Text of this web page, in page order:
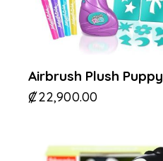
Airbrush Plush Puppy
₡22,900.00